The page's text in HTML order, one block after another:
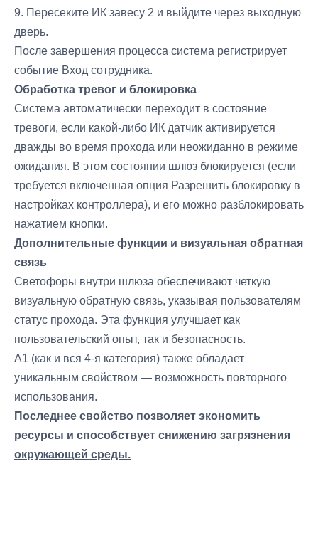
9. Пересеките ИК завесу 2 и выйдите через выходную
дверь.
После завершения процесса система регистрирует
событие Вход сотрудника.
Обработка тревог и блокировка
Система автоматически переходит в состояние
тревоги, если какой-либо ИК датчик активируется
дважды во время прохода или неожиданно в режиме
ожидания. В этом состоянии шлюз блокируется (если
требуется включенная опция Разрешить блокировку в
настройках контроллера), и его можно разблокировать
нажатием кнопки.
Дополнительные функции и визуальная обратная
связь
Светофоры внутри шлюза обеспечивают четкую
визуальную обратную связь, указывая пользователям
статус прохода. Эта функция улучшает как
пользовательский опыт, так и безопасность.
A1 (как и вся 4-я категория) также обладает
уникальным свойством — возможность повторного
использования.
Последнее свойство позволяет экономить
ресурсы и способствует снижению загрязнения
окружающей среды.